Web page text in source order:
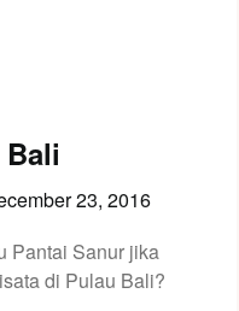
23, 2016
Pantai Sanur jika
di Pulau Bali?